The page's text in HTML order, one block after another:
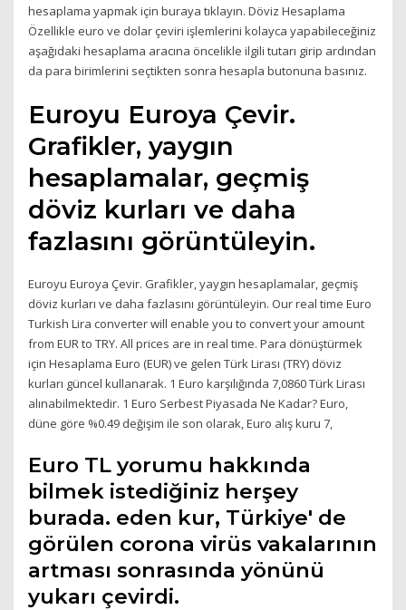
hesaplama yapmak için buraya tıklayın. Döviz Hesaplama
Özellikle euro ve dolar çeviri işlemlerini kolayca yapabileceğiniz
aşağıdaki hesaplama aracına öncelikle ilgili tutarı girip ardından
da para birimlerini seçtikten sonra hesapla butonuna basınız.
Euroyu Euroya Çevir.
Grafikler, yaygın
hesaplamalar, geçmiş
döviz kurları ve daha
fazlasını görüntüleyin.
Euroyu Euroya Çevir. Grafikler, yaygın hesaplamalar, geçmiş
döviz kurları ve daha fazlasını görüntüleyin. Our real time Euro
Turkish Lira converter will enable you to convert your amount
from EUR to TRY. All prices are in real time. Para dönüştürmek
için Hesaplama Euro (EUR) ve gelen Türk Lirası (TRY) döviz
kurları güncel kullanarak. 1 Euro karşılığında 7,0860 Türk Lirası
alınabilmektedir. 1 Euro Serbest Piyasada Ne Kadar? Euro,
düne göre %0.49 değişim ile son olarak, Euro alış kuru 7,
Euro TL yorumu hakkında
bilmek istediğiniz herşey
burada. eden kur, Türkiye' de
görülen corona virüs vakalarının
artması sonrasında yönünü
yukarı çevirdi.